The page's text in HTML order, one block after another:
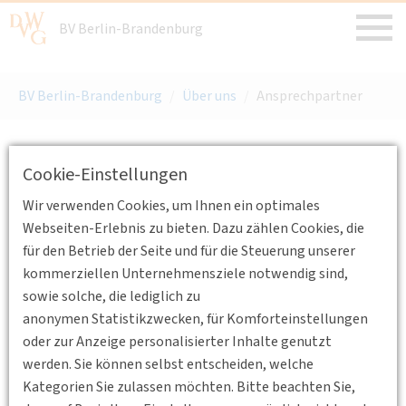
Cookie-Einstellungen
Wir verwenden Cookies, um Ihnen ein optimales
Webseiten-Erlebnis zu bieten. Dazu zählen Cookies, die
für den Betrieb der Seite und für die Steuerung unserer
kommerziellen Unternehmensziele notwendig sind,
sowie solche, die lediglich zu
anonymen Statistikzwecken, für Komforteinstellungen
oder zur Anzeige personalisierter Inhalte genutzt
werden. Sie können selbst entscheiden, welche
Kategorien Sie zulassen möchten. Bitte beachten Sie,
BV Berlin-Brandenburg
BV Berlin-Brandenburg Über uns Ansprechpartner
Ansprechpartner
Geschäftsstelle
Dipl.-Ing. Nils-Friso Weber
c/o Landeshauptstadt Potsdam
Bereich Verkehrsentwicklung
Friedrich-Ebert-Straße 79/81
14469 Potsdam